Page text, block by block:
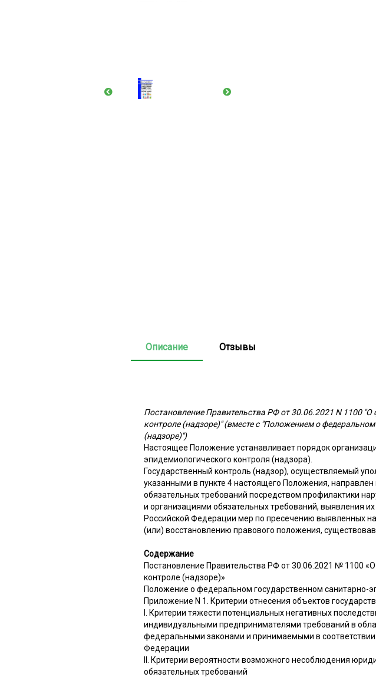
Описание Отзывы
Постановление Правительства РФ от 30.06.2021 N 1100
контроле (надзоре)" (вместе с "Положением о
(надзоре)")
Настоящее Положение устанавливает порядок
эпидемиологического контроля (надзора).
Государственный контроль (надзор), осуществляемый
указанными в пункте 4 настоящего Положения,
обязательных требований посредством профилактики
и организациями обязательных требований, выявления
Российской Федерации мер по пресечению выявленных
(или) восстановлению правового положения,
Содержание
Постановление Правительства РФ от 30.06.2021 № 1100
контроле (надзоре)»
Положение о федеральном государственном санитарно-
Приложение N 1. Критерии отнесения объектов
I. Критерии тяжести потенциальных негативных
индивидуальными предпринимателями требований в
федеральными законами и принимаемыми в
Федерации
II. Критерии вероятности возможного несоблюдения
обязательных требований